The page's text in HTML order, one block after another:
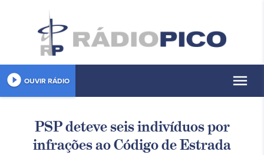
play_circle_filled OUVIR RÁDIO menu
PSP deteve seis indivíduos por
infrações ao Código de Estrada